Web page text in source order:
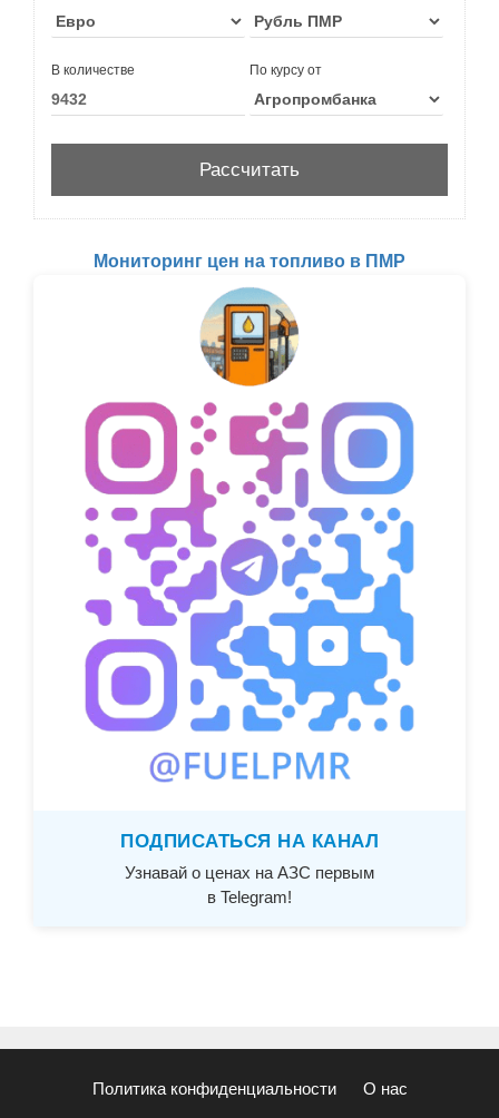
В количестве По курсу от
Мониторинг цен на топливо в ПМР
ПОДПИСАТЬСЯ НА КАНАЛ
Узнавай о ценах на АЗС первым
в Telegram!
Политика конфиденциальности О нас